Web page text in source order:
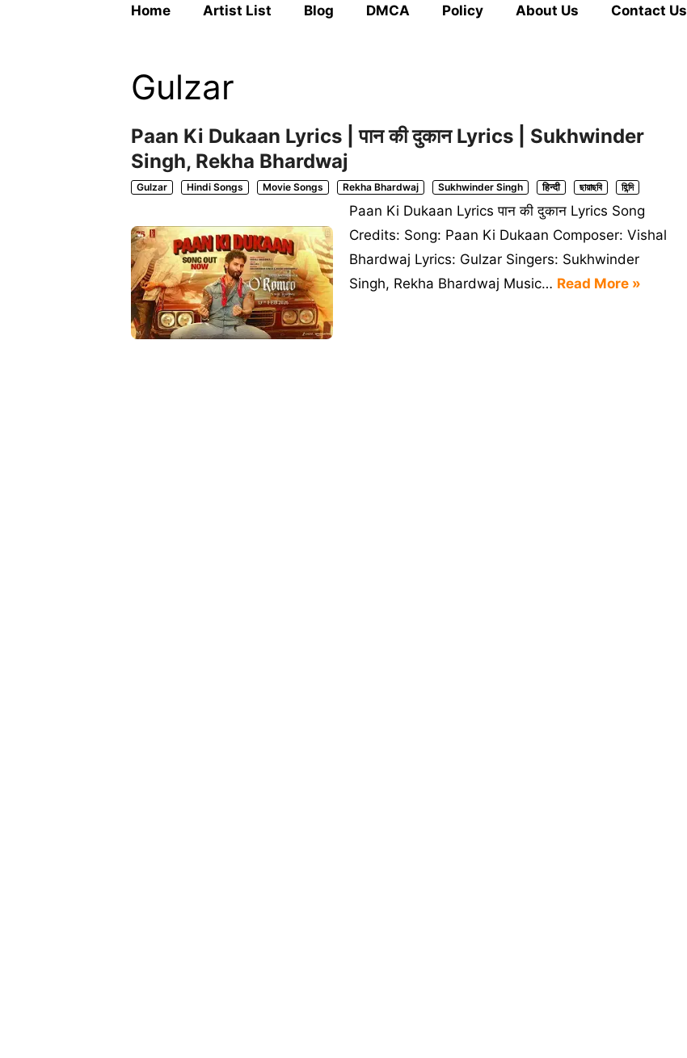
Home Artist List Blog DMCA Policy About Us Contact Us
Gulzar
Paan Ki Dukaan Lyrics | पान की दुकान Lyrics | Sukhwinder
Singh, Rekha Bhardwaj
Gulzar Hindi Songs Movie Songs Rekha Bhardwaj Sukhwinder Singh हिन्दी ছায়াছবি হিন্দি
Paan Ki Dukaan Lyrics पान की दुकान Lyrics Song
Credits: Song: Paan Ki Dukaan Composer: Vishal
Bhardwaj Lyrics: Gulzar Singers: Sukhwinder
Singh, Rekha Bhardwaj Music… Read More »